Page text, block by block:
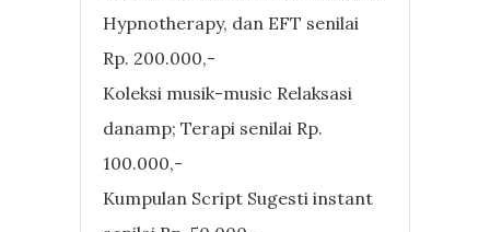
Hypnotherapy, dan EFT senilai
Rp. 200.000,-
Koleksi musik-music Relaksasi
danamp; Terapi senilai Rp.
100.000,-
Kumpulan Script Sugesti instant